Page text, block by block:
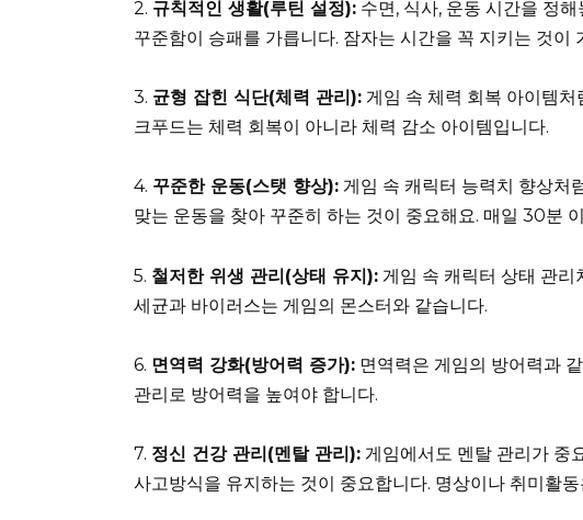
2. 규칙적인 생활(루틴 설정): 수면, 식사, 운동 시간을 정
꾸준함이 승패를 가릅니다. 잠자는 시간을 꼭 지키는 것이
3. 균형 잡힌 식단(체력 관리): 게임 속 체력 회복 아이템
크푸드는 체력 회복이 아니라 체력 감소 아이템입니다.
4. 꾸준한 운동(스탯 향상): 게임 속 캐릭터 능력치 향상처
맞는 운동을 찾아 꾸준히 하는 것이 중요해요. 매일 30분
5. 철저한 위생 관리(상태 유지): 게임 속 캐릭터 상태 관리
세균과 바이러스는 게임의 몬스터와 같습니다.
6. 면역력 강화(방어력 증가): 면역력은 게임의 방어력과
관리로 방어력을 높여야 합니다.
7. 정신 건강 관리(멘탈 관리): 게임에서도 멘탈 관리가 중
사고방식을 유지하는 것이 중요합니다. 명상이나 취미활